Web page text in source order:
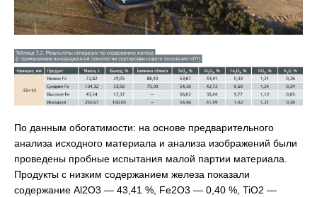
По данным обогатимости: на основе предварительного
анализа исходного материала и анализа изображений были
проведены пробные испытания малой партии материала.
Продукты с низким содержанием железа показали
содержание Al2O3 — 43,41 %, Fe2O3 — 0,40 %, TiO2 —